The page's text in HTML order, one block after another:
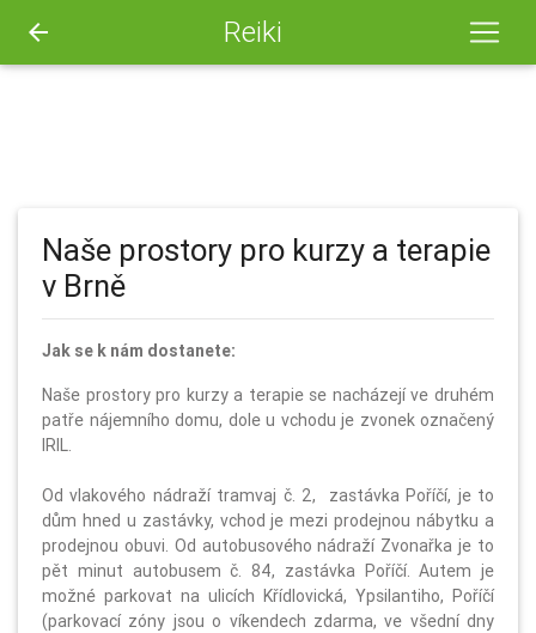
arrow_back Reiki
Naše prostory pro kurzy a terapie
v Brně
Jak se k nám dostanete:
Naše prostory pro kurzy a terapie se nacházejí ve druhém
patře nájemního domu, dole u vchodu je zvonek označený
IRIL.
Od vlakového nádraží tramvaj č. 2, zastávka Poříčí, je to
dům hned u zastávky, vchod je mezi prodejnou nábytku a
prodejnou obuvi. Od autobusového nádraží Zvonařka je to
pět minut autobusem č. 84, zastávka Poříčí. Autem je
možné parkovat na ulicích Křídlovická, Ypsilantiho, Poříčí
(parkovací zóny jsou o víkendech zdarma, ve všední dny